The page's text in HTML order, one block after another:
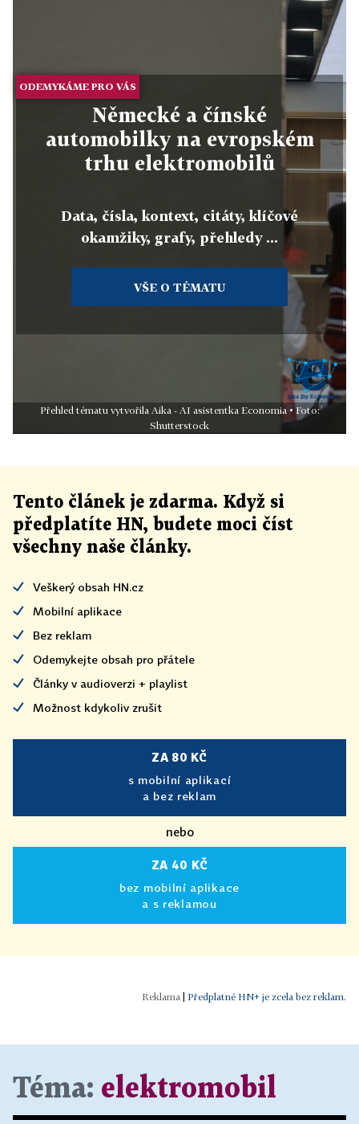
ODEMYKÁME PRO VÁS
Německé a čínské
automobilky na evropském
trhu elektromobilů
Data, čísla, kontext, citáty, klíčové
okamžiky, grafy, přehledy ...
VŠE O TÉMATU
Přehled tématu vytvořila Aika - AI asistentka Economia • Foto:
Shutterstock
Tento článek je zdarma. Když si
předplatíte HN, budete moci číst
všechny naše články.
Veškerý obsah HN.cz
Mobilní aplikace
Bez reklam
Odemykejte obsah pro přátele
Články v audioverzi + playlist
Možnost kdykoliv zrušit
ZA 80 KČ
s mobilní aplikací
a bez reklam
nebo
ZA 40 KČ
bez mobilní aplikace
a s reklamou
Předplatné HN+ je zcela bez reklam.
Téma: elektromobil